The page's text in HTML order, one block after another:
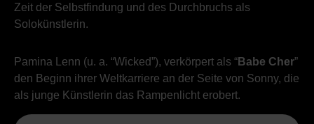
Zeit der Selbstfindung und des Durchbruchs als
Solokünstlerin.
Pamina Lenn (u. a. “Wicked”), verkörpert als “Babe Cher”
den Beginn ihrer Weltkarriere an der Seite von Sonny, die
als junge Künstlerin das Rampenlicht erobert.